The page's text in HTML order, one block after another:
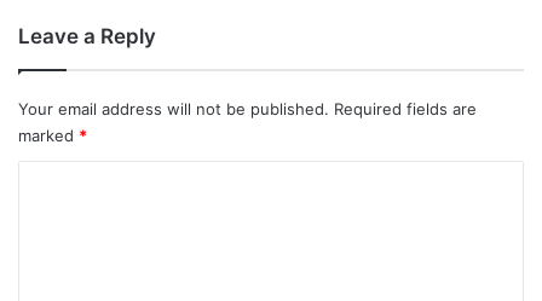
Leave a Reply
Your email address will not be published. Required fields are
marked *